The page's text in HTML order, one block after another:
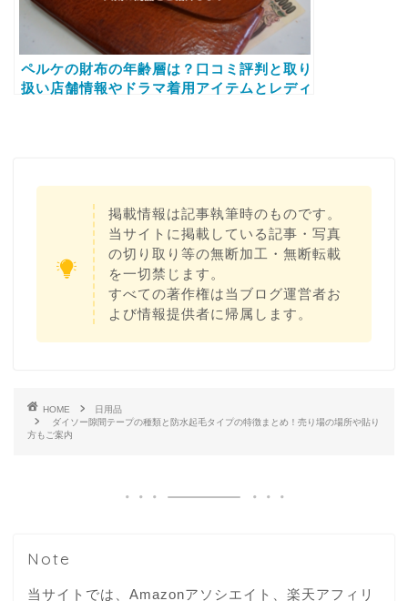
ペルケの財布の年齢層は？口コミ評判と取り
扱い店舗情報やドラマ着用アイテムとレディ
掲載情報は記事執筆時のものです。
当サイトに掲載している記事・写真
の切り取り等の無断加工・無断転載
を一切禁じます。
すべての著作権は当ブログ運営者お
よび情報提供者に帰属します。
HOME
日用品
ダイソー隙間テープの種類と防水起毛タイプの特徴まとめ！売り場の場所や貼り
方もご案内
Note
当サイトでは、Amazonアソシエイト、楽天アフィリ